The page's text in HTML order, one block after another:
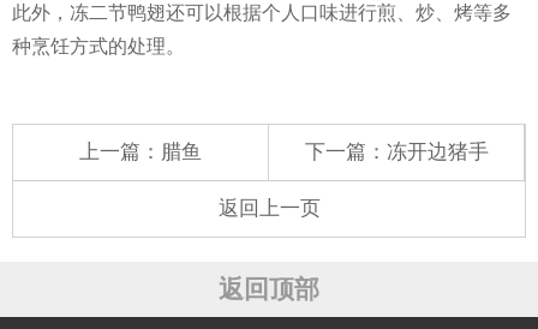
此外，冻二节鸭翅还可以根据个人口味进行煎、炒、烤等多
种烹饪方式的处理。
上一篇： 腊鱼 下一篇： 冻开边猪手
返回上一页
返回顶部